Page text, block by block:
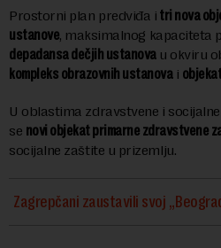
Prostorni plan predviđa i tri nova
ustanove, maksimalnog kapaciteta
depadansa dečjih ustanovau okviru
kompleks obrazovnih ustanovai
U oblastima zdravstvene i
se novi objekat primarne zdravstvene
socijalne zaštite u prizemlju.
Zagrepčani zaustavili svoj